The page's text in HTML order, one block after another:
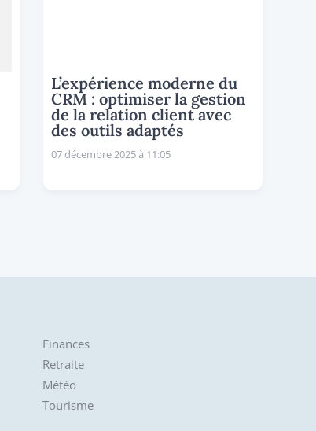
L’expérience moderne du
CRM : optimiser la gestion
de la relation client avec
des outils adaptés
07 décembre 2025 à 11:05
Finances
Retraite
Météo
Tourisme